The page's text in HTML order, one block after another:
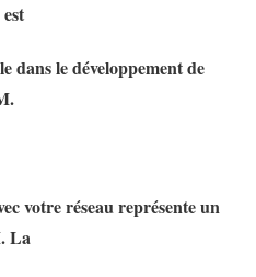
dans le développement de
votre réseau représente un
La